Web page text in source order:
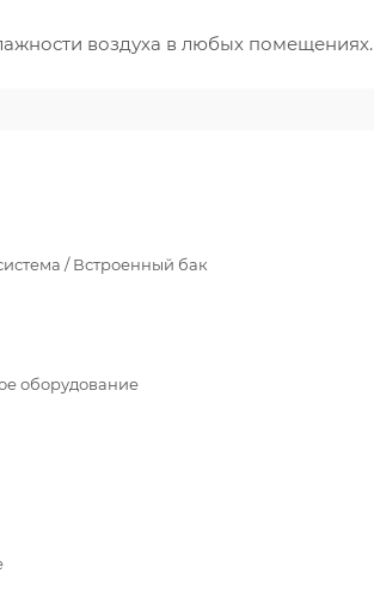
воздуха в любых помещениях.
/ Встроенный бак
оборудование